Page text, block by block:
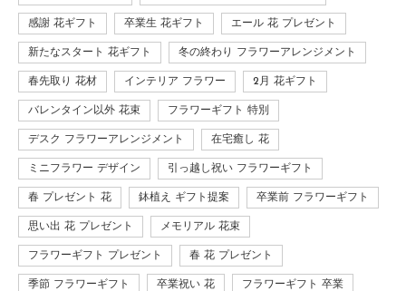
感謝 花ギフト 卒業生 花ギフト エール 花 プレゼント
新たなスタート 花ギフト 冬の終わり フラワーアレンジメント
春先取り 花材 インテリア フラワー 2月 花ギフト
バレンタイン以外 花束 フラワーギフト 特別
デスク フラワーアレンジメント 在宅癒し 花
ミニフラワー デザイン 引っ越し祝い フラワーギフト
春 プレゼント 花 鉢植え ギフト提案 卒業前 フラワーギフト
思い出 花 プレゼント メモリアル 花束
フラワーギフト プレゼント 春 花 プレゼント
季節 フラワーギフト 卒業祝い 花 フラワーギフト 卒業